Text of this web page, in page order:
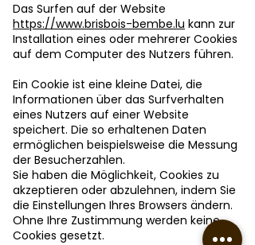
Das Surfen auf der Website
https://www.brisbois-bembe.lu kann zur
Installation eines oder mehrerer Cookies
auf dem Computer des Nutzers führen.
Ein Cookie ist eine kleine Datei, die
Informationen über das Surfverhalten
eines Nutzers auf einer Website
speichert. Die so erhaltenen Daten
ermöglichen beispielsweise die Messung
der Besucherzahlen.
Sie haben die Möglichkeit, Cookies zu
akzeptieren oder abzulehnen, indem Sie
die Einstellungen Ihres Browsers ändern.
Ohne Ihre Zustimmung werden keine
Cookies gesetzt.